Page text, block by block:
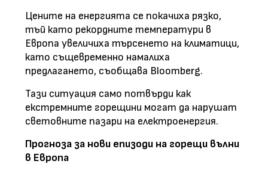
Цените на енергията се покачиха рязко,
тъй като рекордните температури в
Европа увеличиха търсенето на климатици,
като същевременно намалиха
предлагането, съобщава Bloomberg.
Тази ситуация само потвърди как
екстремните горещини могат да нарушат
световните пазари на електроенергия.
Прогноза за нови епизоди на горещи вълни
в Европа